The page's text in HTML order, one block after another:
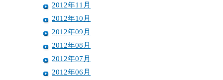
2012年11月
2012年10月
2012年09月
2012年08月
2012年07月
2012年06月